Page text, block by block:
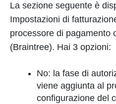
La sezione seguente è
Impostazioni di
processore di pagamento
(Braintree). Hai 3 opzioni:
No: la fase di
viene aggiunta al
configurazione del